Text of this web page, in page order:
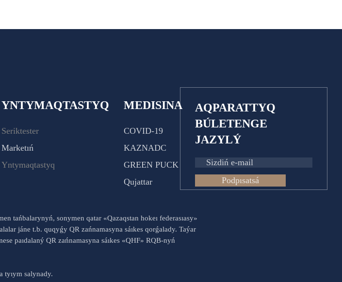
YNTYMAQTASTYQ
Seriktester
Marketıń
Yntymaqtastyq
MEDISINA
COVID-19
KAZNADC
GREEN PUCK
Qujattar
AQPARATTYQ
BÚLETENGE
JAZYLÝ
Podpısatsá
tańbalarynyń, sonymen qatar «Qazaqstan hokeı federasıasy»
jáne t.b. quqyǵy QR zańnamasyna sáıkes qorǵalady. Taýar
paıdalaný QR zańnamasyna sáıkes «QHF» RQB-nyń
tyıym salynady.